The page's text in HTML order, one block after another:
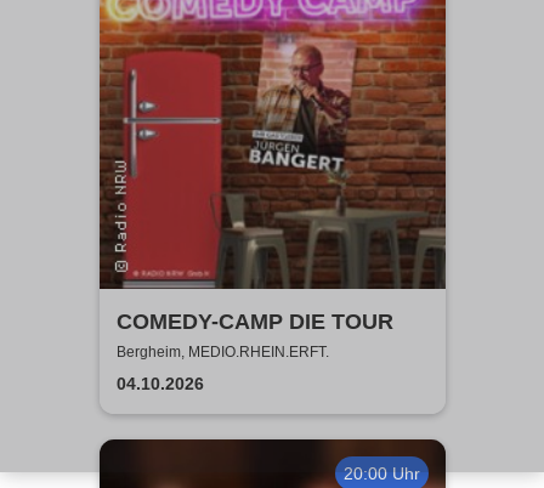
COMEDY-CAMP DIE TOUR
Bergheim, MEDIO.RHEIN.ERFT.
04.10.2026
20:00 Uhr